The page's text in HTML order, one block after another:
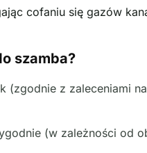
cofaniu się gazów
szamba?
(zgodnie z zaleceniami
(w zależności od